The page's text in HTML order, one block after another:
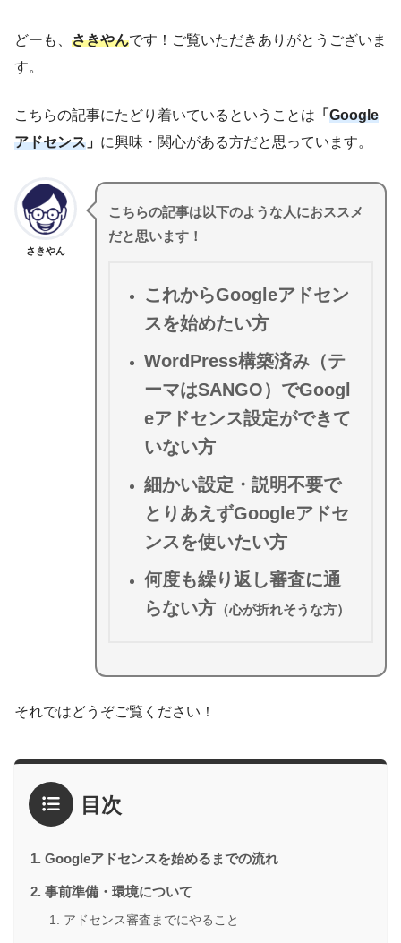
どーも、 さきやんです！ご覧いただきありがとうございま
す。
こちらの記事にたどり着いているということは 「 Google
アドセンス 」 に興味・関心がある方だと思っています。
さきやん
こちらの記事は以下のような人におススメ
だと思います！
これからGoogleアドセン
スを始めたい方
WordPress構築済み（テ
ーマはSANGO）でGoogl
eアドセンス設定ができて
いない方
細かい設定・説明不要で
とりあえずGoogleアドセ
ンスを使いたい方
何度も繰り返し審査に通
らない方 （心が折れそうな方）
それではどうぞご覧ください！
目次
Googleアドセンスを始めるまでの流れ
事前準備・環境について
アドセンス審査までにやること